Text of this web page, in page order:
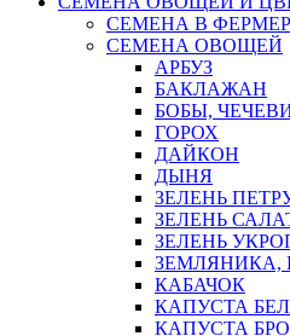
СЕМЕНА В
СЕМЕНА ОВОЩЕЙ
АРБУЗ
БАКЛАЖАН
БОБЫ,
ГОРОХ
ДАЙКОН
ДЫНЯ
ЗЕЛЕНЬ
ЗЕЛЕНЬ
ЗЕЛЕНЬ
ЗЕМЛЯНИКА,
КАБАЧОК
КАПУСТА
КАПУСТА